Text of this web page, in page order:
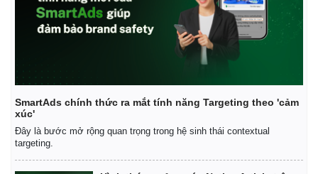
Tin nóng
Quân sự - Quốc phòng
Phân tích
SmartAds chính thức ra mắt tính năng Targeting theo 'cảm
xúc'
Đây là bước mở rộng quan trọng trong hệ sinh thái contextual
targeting.